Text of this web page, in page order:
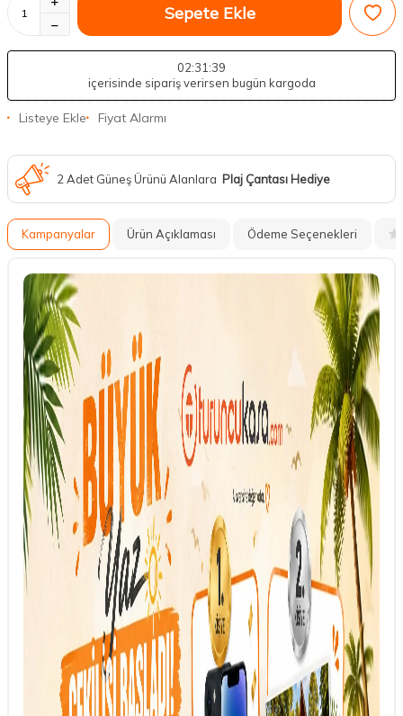
Sepete Ekle
02:31 :38
içerisinde sipariş verirsen bugün kargoda
Listeye Ekle Fiyat Alarmı
2 Adet Güneş Ürünü Alanlara Plaj Çantası Hediye
Kampanyalar Ürün Açıklaması Ödeme Seçenekleri